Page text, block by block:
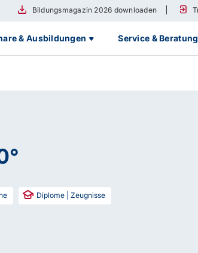
Bildungsmagazin 2026 downloaden
& Ausbildungen Service & Beratung
Diplome | Zeugnisse